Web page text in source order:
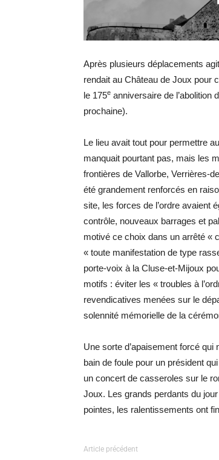
Après plusieurs déplacements
rendait au Château de Joux pour
le 175e anniversaire de l’abolition
prochaine).
Le lieu avait tout pour permettre
manquait pourtant pas, mais les
frontières de Vallorbe, Verrières-
été grandement renforcés en
site, les forces de l’ordre avaient
contrôle, nouveaux barrages et
motivé ce choix dans un arrêté «
« toute manifestation de type
porte-voix à la Cluse-et-Mijoux
motifs : éviter les « troubles à
revendicatives menées sur le
solennité mémorielle de la
Une sorte d’apaisement forcé
bain de foule pour un président
un concert de casseroles sur le
Joux. Les grands perdants du
pointes, les ralentissements ont
Article précédent